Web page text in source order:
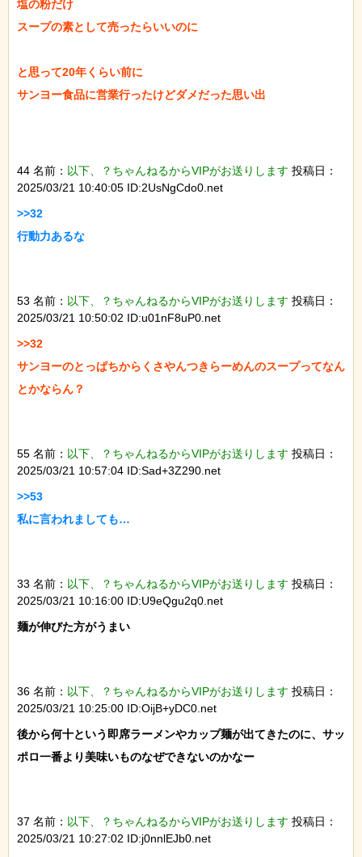
塩の粉だけ
スープの素として売ったらいいのに
と思って20年くらい前に
サンヨー食品に営業行ったけどダメだった思い出
44 名前： 以下、？ちゃんねるからVIPがお送りします 投稿日：
2025/03/21 10:40:05 ID:2UsNgCdo0.net
>>32
行動力あるな
53 名前： 以下、？ちゃんねるからVIPがお送りします 投稿日：
2025/03/21 10:50:02 ID:u01nF8uP0.net
>>32
サンヨーのとっぱちからくさやんつきらーめんのスープってなん
とかならん？
55 名前： 以下、？ちゃんねるからVIPがお送りします 投稿日：
2025/03/21 10:57:04 ID:Sad+3Z290.net
>>53
私に言われましても…
33 名前： 以下、？ちゃんねるからVIPがお送りします 投稿日：
2025/03/21 10:16:00 ID:U9eQgu2q0.net
麺が伸びた方がうまい
36 名前： 以下、？ちゃんねるからVIPがお送りします 投稿日：
2025/03/21 10:25:00 ID:OijB+yDC0.net
後から何十という即席ラーメンやカップ麺が出てきたのに、サッ
ポロ一番より美味いものなぜできないのかなー
37 名前： 以下、？ちゃんねるからVIPがお送りします 投稿日：
2025/03/21 10:27:02 ID:j0nnlEJb0.net